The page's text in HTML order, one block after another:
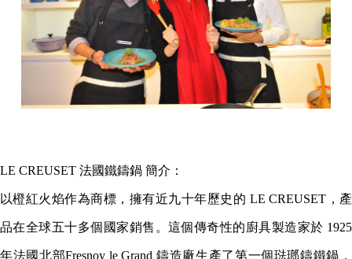
LE CREUSET 法國鐵鑄鍋 簡介：
以橙紅火焰作為商標，擁有近九十年歷史的 LE CREUSET，產
品在全球五十多個國家銷售。這個傳奇性的廚具製造家於 1925
年法國北部Fresnoy le Grand 鑄造廠生產了第一個琺瑯鑄鐵鍋，